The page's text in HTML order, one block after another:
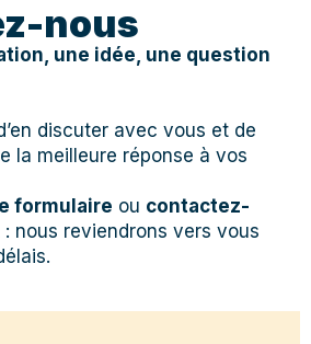
nous
une idée, une question
discuter avec vous et de
la meilleure réponse à vos
formulaire ou contactez-
: nous reviendrons vers vous